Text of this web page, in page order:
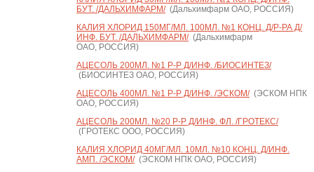
БУТ. /ДАЛЬХИМФАРМ/(Дальхимфарм ОАО, РОССИЯ)
КАЛИЯ ХЛОРИД 150МГ/МЛ. 100МЛ. №1 КОНЦ. Д/Р-РА Д/
ИНФ. БУТ. /ДАЛЬХИМФАРМ/(Дальхимфарм
ОАО, РОССИЯ)
АЦЕСОЛЬ 200МЛ. №1 Р-Р Д/ИНФ. /БИОСИНТЕЗ/
(БИОСИНТЕЗ ОАО, РОССИЯ)
АЦЕСОЛЬ 400МЛ. №1 Р-Р Д/ИНФ. /ЭСКОМ/(ЭСКОМ НПК
ОАО, РОССИЯ)
АЦЕСОЛЬ 200МЛ. №20 Р-Р Д/ИНФ. ФЛ. /ГРОТЕКС/
(ГРОТЕКС ООО, РОССИЯ)
КАЛИЯ ХЛОРИД 40МГ/МЛ. 10МЛ. №10 КОНЦ. Д/ИНФ.
АМП. /ЭСКОМ/(ЭСКОМ НПК ОАО, РОССИЯ)